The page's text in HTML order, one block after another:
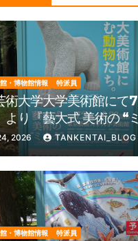
館・博物館情報 特派員
術大学大学美術館にて
より『藝大式 美術の “
藝大生になる―』を開
術館・博物館 混雑情
2026 TANKENTAI_BLOG
館・博物館情報 特派員